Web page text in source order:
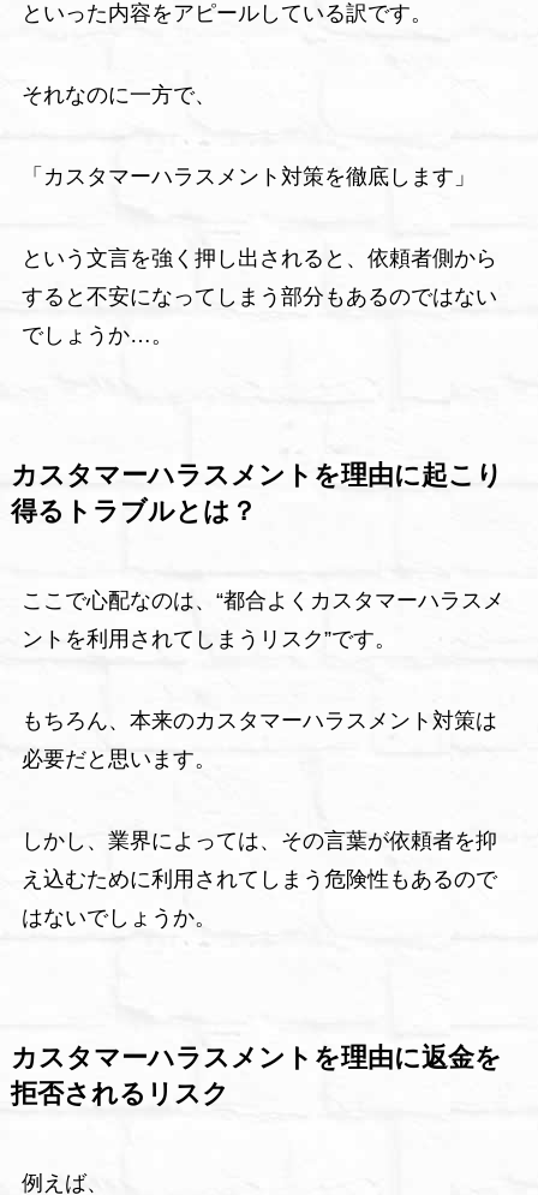
といった内容をアピールしている訳です。
それなのに一方で、
「カスタマーハラスメント対策を徹底します」
という文言を強く押し出されると、依頼者側から
すると不安になってしまう部分もあるのではない
でしょうか…。
カスタマーハラスメントを理由に起こり
得るトラブルとは？
ここで心配なのは、“都合よくカスタマーハラスメ
ントを利用されてしまうリスク”です。
もちろん、本来のカスタマーハラスメント対策は
必要だと思います。
しかし、業界によっては、その言葉が依頼者を抑
え込むために利用されてしまう危険性もあるので
はないでしょうか。
カスタマーハラスメントを理由に返金を
拒否されるリスク
例えば、